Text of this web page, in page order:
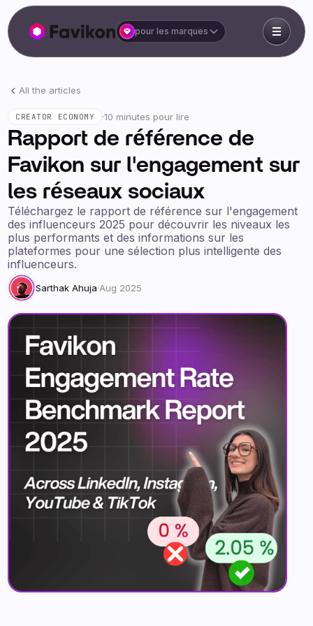
pour les marques
All the articles
CREATOR ECONOMY ·10 minutes pour lire
Rapport de référence de
Favikon sur l'engagement sur
les réseaux sociaux
Téléchargez le rapport de référence sur l'engagement
des influenceurs 2025 pour découvrir les niveaux les
plus performants et des informations sur les
plateformes pour une sélection plus intelligente des
influenceurs.
Sarthak Ahuja·Aug 2025